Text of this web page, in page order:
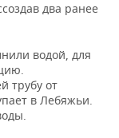
два ранее
водой, для
трубу от
в Лебяжьи.